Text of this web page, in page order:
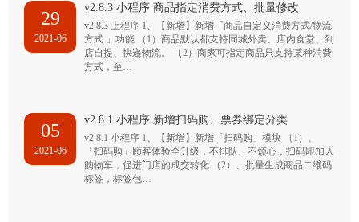
29
2021-06
v2.8.3 小程序 商品指定消费方式、批量修改
v2.8.3 上程序 1、【新增】新增「商品自定义消费方式/物流
方式 」功能 （1）商品默认都支持同城外卖、店内食堂、到
店自提、快递物流。 （2）商家可指定商品只支持某种消费
方式，至…
05
2021-06
v2.8.1 小程序 新增扫码购、票券绑定分类
v2.8.1 小程序 1、【新增】新增「扫码购」模块 （1）、
「扫码购」顾客体验全升级，不排队、不烦心，扫码即加入
购物车，促进门店的成交转化 （2）、批量生成商品二维码
标签，标签包…